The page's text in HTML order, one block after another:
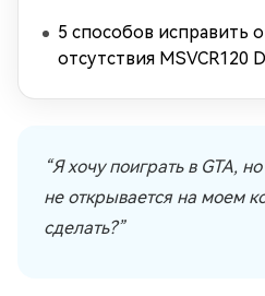
5 способов исправить
отсутствия MSVCR120
“Я хочу поиграть в GTA,
не открывается на моем
сделать?”